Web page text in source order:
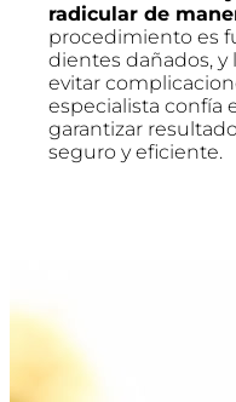
radicular de
procedimiento es
dientes dañados, y
evitar
especialista confía
garantizar
seguro y eficiente.